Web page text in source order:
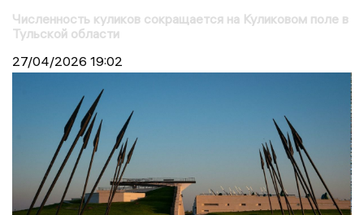
Численность куликов сокращается на Куликовом поле в
Тульской области
27/04/2026 19:02